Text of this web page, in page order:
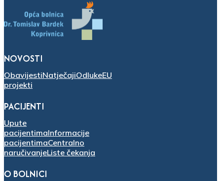
NOVOSTI
ObavijestiNatječajiOdlukeEU
projekti
PACIJENTI
Upute
pacijentimaInformacije
pacijentimaCentralno
naručivanjeListe čekanja
O BOLNICI